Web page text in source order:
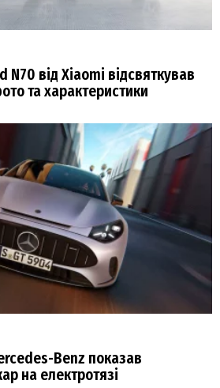
N70 від Xiaomi відсвяткував
та характеристики
Benz показав
на електротязі